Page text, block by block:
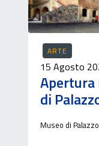
ARTE
15 Agosto
di
Museo di